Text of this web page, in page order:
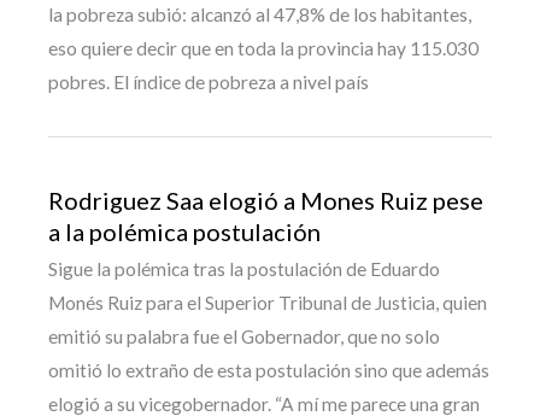
la pobreza subió: alcanzó al 47,8% de los habitantes,
eso quiere decir que en toda la provincia hay 115.030
pobres. El índice de pobreza a nivel país
Rodriguez Saa elogió a Mones Ruiz pese
a la polémica postulación
Sigue la polémica tras la postulación de Eduardo
Monés Ruiz para el Superior Tribunal de Justicia, quien
emitió su palabra fue el Gobernador, que no solo
omitió lo extraño de esta postulación sino que además
elogió a su vicegobernador. “A mí me parece una gran